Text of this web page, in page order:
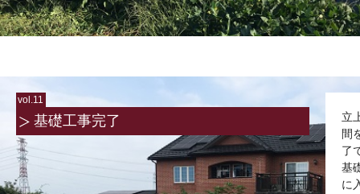
vol.11
基礎工事完了
立
間
了
基
に